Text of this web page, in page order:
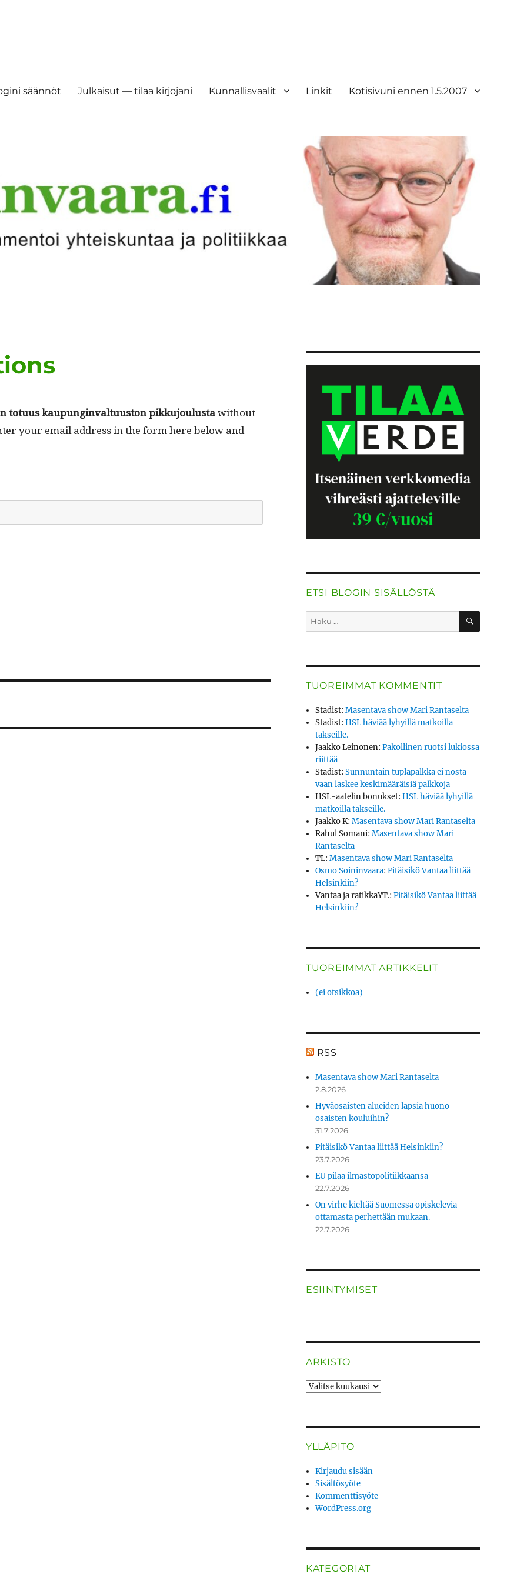
säännöt Julkaisut — tilaa kirjojani Kunnallisvaalit Linkit Kotisivuni ennen 1.5.2007
totu­us kaupung­in­val­tu­us­ton pikku­joulus­tawith­out
your email address in the form here below and
ETSI BLOGIN SISÄLLÖSTÄ
Etsi: HAKU
TUOREIMMAT KOMMENTIT
Stadist:Masentava show Mari Rantaselta
Stadist:HSL häviää lyhyillä matkoilla
takseille.
Jaakko Leinonen:Pakollinen ruotsi lukiossa
riittää
Stadist:Sunnuntain tuplapalkka ei nosta
vaan laskee keskimääräisiä palkkoja
HSL-aatelin bonukset:HSL häviää lyhyillä
matkoilla takseille.
Jaakko K:Masentava show Mari Rantaselta
Rahul Somani:Masentava show Mari
Rantaselta
TL:Masentava show Mari Rantaselta
Osmo Soininvaara:Pitäisikö Vantaa liittää
Helsinkiin?
Vantaa ja ratikkaYT.:Pitäisikö Vantaa liittää
Helsinkiin?
TUOREIMMAT ARTIKKELIT
(ei otsikkoa)
RSS
Masentava show Mari Rantaselta
2.8.2026
Hyväosaisten alueiden lapsia huono-
osaisten kouluihin?
31.7.2026
Pitäisikö Vantaa liittää Helsinkiin?
23.7.2026
EU pilaa ilmastopolitiikkaansa
22.7.2026
On virhe kieltää Suomessa opiskelevia
ottamasta perhettään mukaan.
22.7.2026
ESIINTYMISET
ARKISTO
ARKISTO
YLLÄPITO
Kirjaudu sisään
Sisältösyöte
Kommenttisyöte
WordPress.org
KATEGORIAT